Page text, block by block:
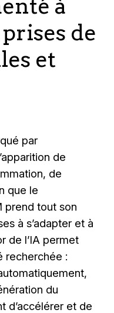
à
de
et
par
de
de
que le
prend tout son
à s’adapter et à
de l’IA permet
recherchée :
du
d’accélérer et de